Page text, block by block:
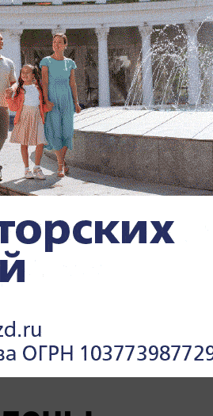
Надеждину* нанесли новый
удар
Киев обречён: особые войска